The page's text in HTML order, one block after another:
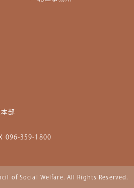
部
096-359-1800
of Social Welfare. All Rights Reserved.